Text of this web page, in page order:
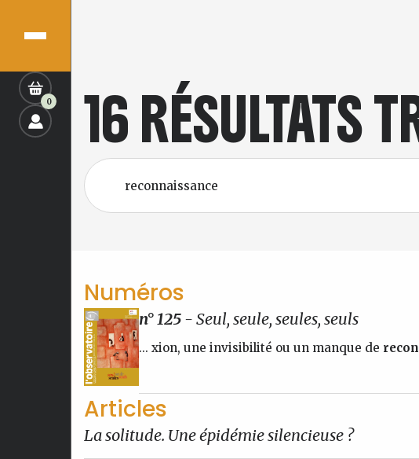
0 16 RÉSULTATS
Numéros
n° 125 - Seul, seule, seules, seuls
... xion, une invisibilité ou un manque de
Articles
La solitude. Une épidémie silencieuse ?